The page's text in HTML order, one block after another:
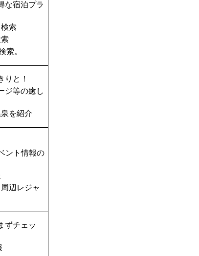
な宿泊プラ
索
索。
りと！
ジ等の癒し
を紹介
ント情報の
辺レジャ
ずチェッ